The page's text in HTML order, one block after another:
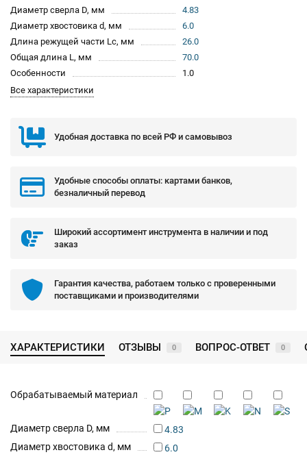
Диаметр сверла D, мм
4.83
Диаметр хвостовика d, мм
6.0
Длина режущей части Lc, мм
26.0
Общая длина L, мм
70.0
Особенности
1.0
Все характеристики
Удобная доставка по всей РФ и самовывоз
Удобные способы оплаты: картами банков,
безналичный перевод
Широкий ассортимент инструмента в наличии и под
заказ
Гарантия качества, работаем только с проверенными
поставщиками и производителями
ХАРАКТЕРИСТИКИ ОТЗЫВЫ 0 ВОПРОС-ОТВЕТ 0
Обрабатываемый материал
Диаметр сверла D, мм
4.83
Диаметр хвостовика d, мм
6.0